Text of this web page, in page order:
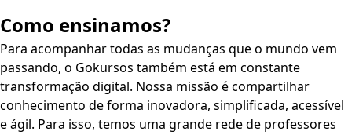
Como ensinamos?
Para acompanhar todas as mudanças que o mundo vem
passando, o Gokursos também está em constante
transformação digital. Nossa missão é compartilhar
conhecimento de forma inovadora, simplificada, acessível
e ágil. Para isso, temos uma grande rede de professores